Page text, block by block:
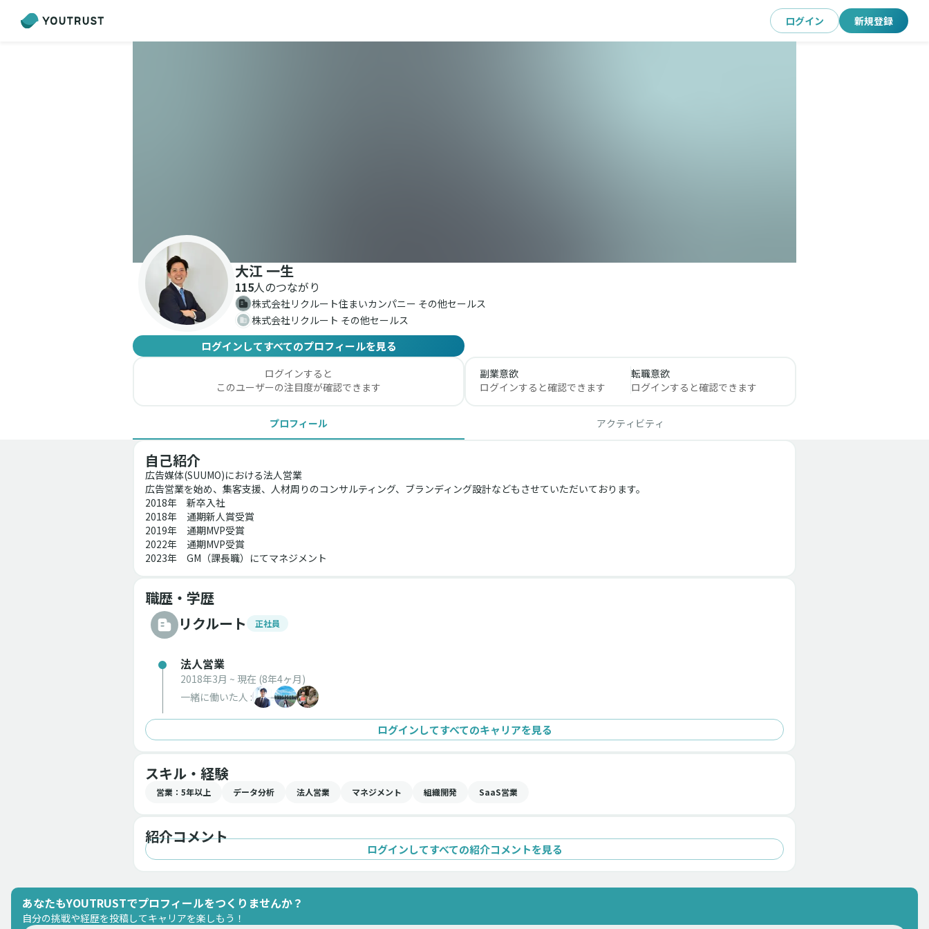
ログイン 新規登録
大江 一生
115人のつながり
株式会社リクルート住まいカンパニー その他セールス
株式会社リクルート その他セールス
ログインしてすべてのプロフィールを見る
ログインすると
このユーザーの注目度が確認できます
副業意欲
ログインすると確認できます
転職意欲
ログインすると確認できます
プロフィール アクティビティ
自己紹介
広告媒体(SUUMO)における法人営業
広告営業を始め、集客支援、人材周りのコンサルティング、ブランディング設計などもさせていただいております。
2018年　新卒入社
2018年　通期新人賞受賞
2019年　通期MVP受賞
2022年　通期MVP受賞
2023年　GM（課長職）にてマネジメント
職歴・学歴
リクルート
正社員
法人営業
2018年3月 ~ 現在 (8年4ヶ月)
一緒に働いた人 :
ログインしてすべてのキャリアを見る
スキル・経験
営業 ：5年以上 データ分析 法人営業 マネジメント 組織開発 SaaS営業
紹介コメント
ログインしてすべての紹介コメントを見る
あなたもYOUTRUSTでプロフィールをつくりませんか？
自分の挑戦や経歴を投稿してキャリアを楽しもう！